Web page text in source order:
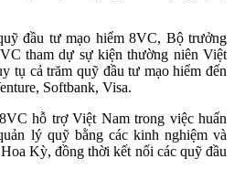
đầu tư mạo hiểm 8VC, Bộ trưởng
tham dự sự kiện thường niên Việt
tụ cả trăm quỹ đầu tư mạo hiểm đến
Softbank, Visa.
hỗ trợ Việt Nam trong việc huấn
lý quỹ bằng các kinh nghiệm và
Kỳ, đồng thời kết nối các quỹ đầu